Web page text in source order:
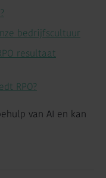
bedrijfscultuur
resultaat
RPO?
van AI en kan